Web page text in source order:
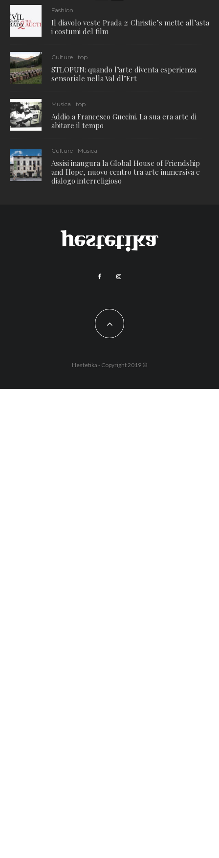
Fashion
Il diavolo veste Prada 2: Christie’s mette all’asta
i costumi del film
Culture top
STLOPUN: quando l’arte diventa esperienza
sensoriale nella Val dl’Ert
Musica top
Addio a Francesco Guccini. La sua era arte di
abitare il tempo
Culture Musica
Assisi inaugura la Global House of Friendship
and Hope, nuovo centro tra arte immersiva e
dialogo interreligioso
Hestetika - Copyright 2019 ©